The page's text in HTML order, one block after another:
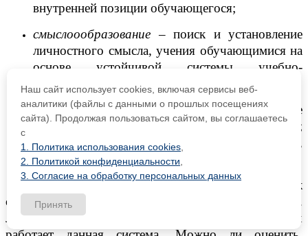
внутренней позиции обучающегося;
смыслоообразование – поиск и установление
личностного смысла, учения обучающимися на
основе устойчивой системы учебно-
познавательных и социальных мотивов;
морально этическая ориентация– знание
основных моральных норм и ориентация;
развитие этических чувств – стыда, вины,
совести как регуляторов морального поведения
Один из самых серьезных вопросов: как
оценить то, что невозможно измерить, т.е.
личностные результаты, на формирование которых
Наш сайт использует cookies, включая сервисы веб-
аналитики (файлы с данными о прошлых посещениях
сайта). Продолжая пользоваться сайтом, вы соглашаетесь
с
1. Политика использования cookies
2. Политикой конфиденциальности
3. Согласие на обработку персональных данных
Принять